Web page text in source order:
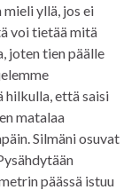
yllä, jos ei
voi tietää mitä
joten tien päälle
hilkulla, että saisi
matalaa
Silmäni osuvat
päässä istuu